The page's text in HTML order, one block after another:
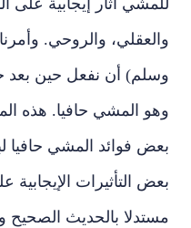
والعقلي، والروحي.
وسلم) أن نفعل حين بعد
وهو المشي حافيا. هذه
بعض فوائد المشي حافيا
بعض التأثيرات الإيجابية
مستدلا بالحديث الصحيح